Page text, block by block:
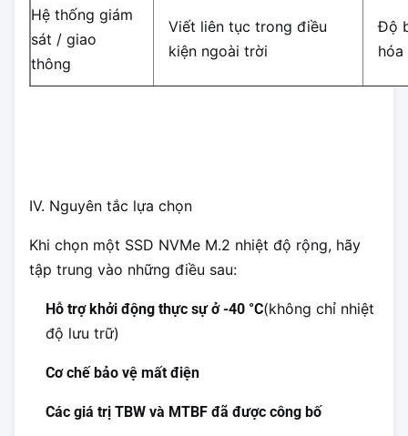
Hệ thống giám
sát / giao
thông
Viết liên tục trong điều
kiện ngoài trời
Độ
hóa
IV. Nguyên tắc lựa chọn
Khi chọn một SSD NVMe M.2 nhiệt độ rộng, hãy
tập trung vào những điều sau:
Hỗ trợ khởi động thực sự ở -40 °C(không chỉ nhiệt
độ lưu trữ)
Cơ chế bảo vệ mất điện
Các giá trị TBW và MTBF đã được công bố